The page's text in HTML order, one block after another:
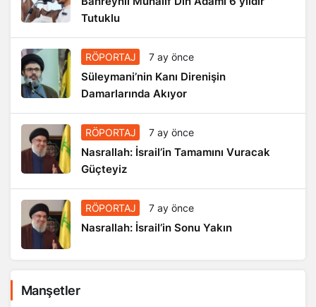
Tutuklu
RÖPORTAJ 7 ay önce
Süleymani’nin Kanı Direnişin
Damarlarında Akıyor
RÖPORTAJ 7 ay önce
Nasrallah: İsrail’in Tamamını Vuracak
Güçteyiz
RÖPORTAJ 7 ay önce
Nasrallah: İsrail’in Sonu Yakın
Manşetler